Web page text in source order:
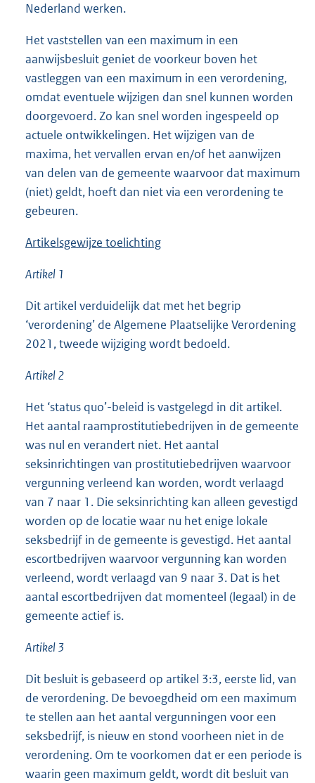
Nederland werken.
Het vaststellen van een maximum in een
aanwijsbesluit geniet de voorkeur boven het
vastleggen van een maximum in een verordening,
omdat eventuele wijzigen dan snel kunnen worden
doorgevoerd. Zo kan snel worden ingespeeld op
actuele ontwikkelingen. Het wijzigen van de
maxima, het vervallen ervan en/of het aanwijzen
van delen van de gemeente waarvoor dat maximum
(niet) geldt, hoeft dan niet via een verordening te
gebeuren.
Artikelsgewijze toelichting
Artikel 1
Dit artikel verduidelijk dat met het begrip
‘verordening’ de Algemene Plaatselijke Verordening
2021, tweede wijziging wordt bedoeld.
Artikel 2
Het ‘status quo’-beleid is vastgelegd in dit artikel.
Het aantal raamprostitutiebedrijven in de gemeente
was nul en verandert niet. Het aantal
seksinrichtingen van prostitutiebedrijven waarvoor
vergunning verleend kan worden, wordt verlaagd
van 7 naar 1. Die seksinrichting kan alleen gevestigd
worden op de locatie waar nu het enige lokale
seksbedrijf in de gemeente is gevestigd. Het aantal
escortbedrijven waarvoor vergunning kan worden
verleend, wordt verlaagd van 9 naar 3. Dat is het
aantal escortbedrijven dat momenteel (legaal) in de
gemeente actief is.
Artikel 3
Dit besluit is gebaseerd op artikel 3:3, eerste lid, van
de verordening. De bevoegdheid om een maximum
te stellen aan het aantal vergunningen voor een
seksbedrijf, is nieuw en stond voorheen niet in de
verordening. Om te voorkomen dat er een periode is
waarin geen maximum geldt, wordt dit besluit van